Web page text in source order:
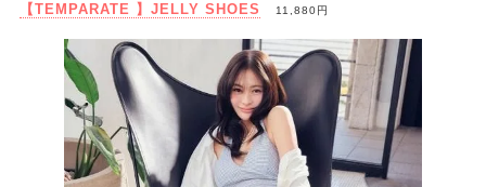
【TEMPARATE 】JELLY SHOES 11,880円